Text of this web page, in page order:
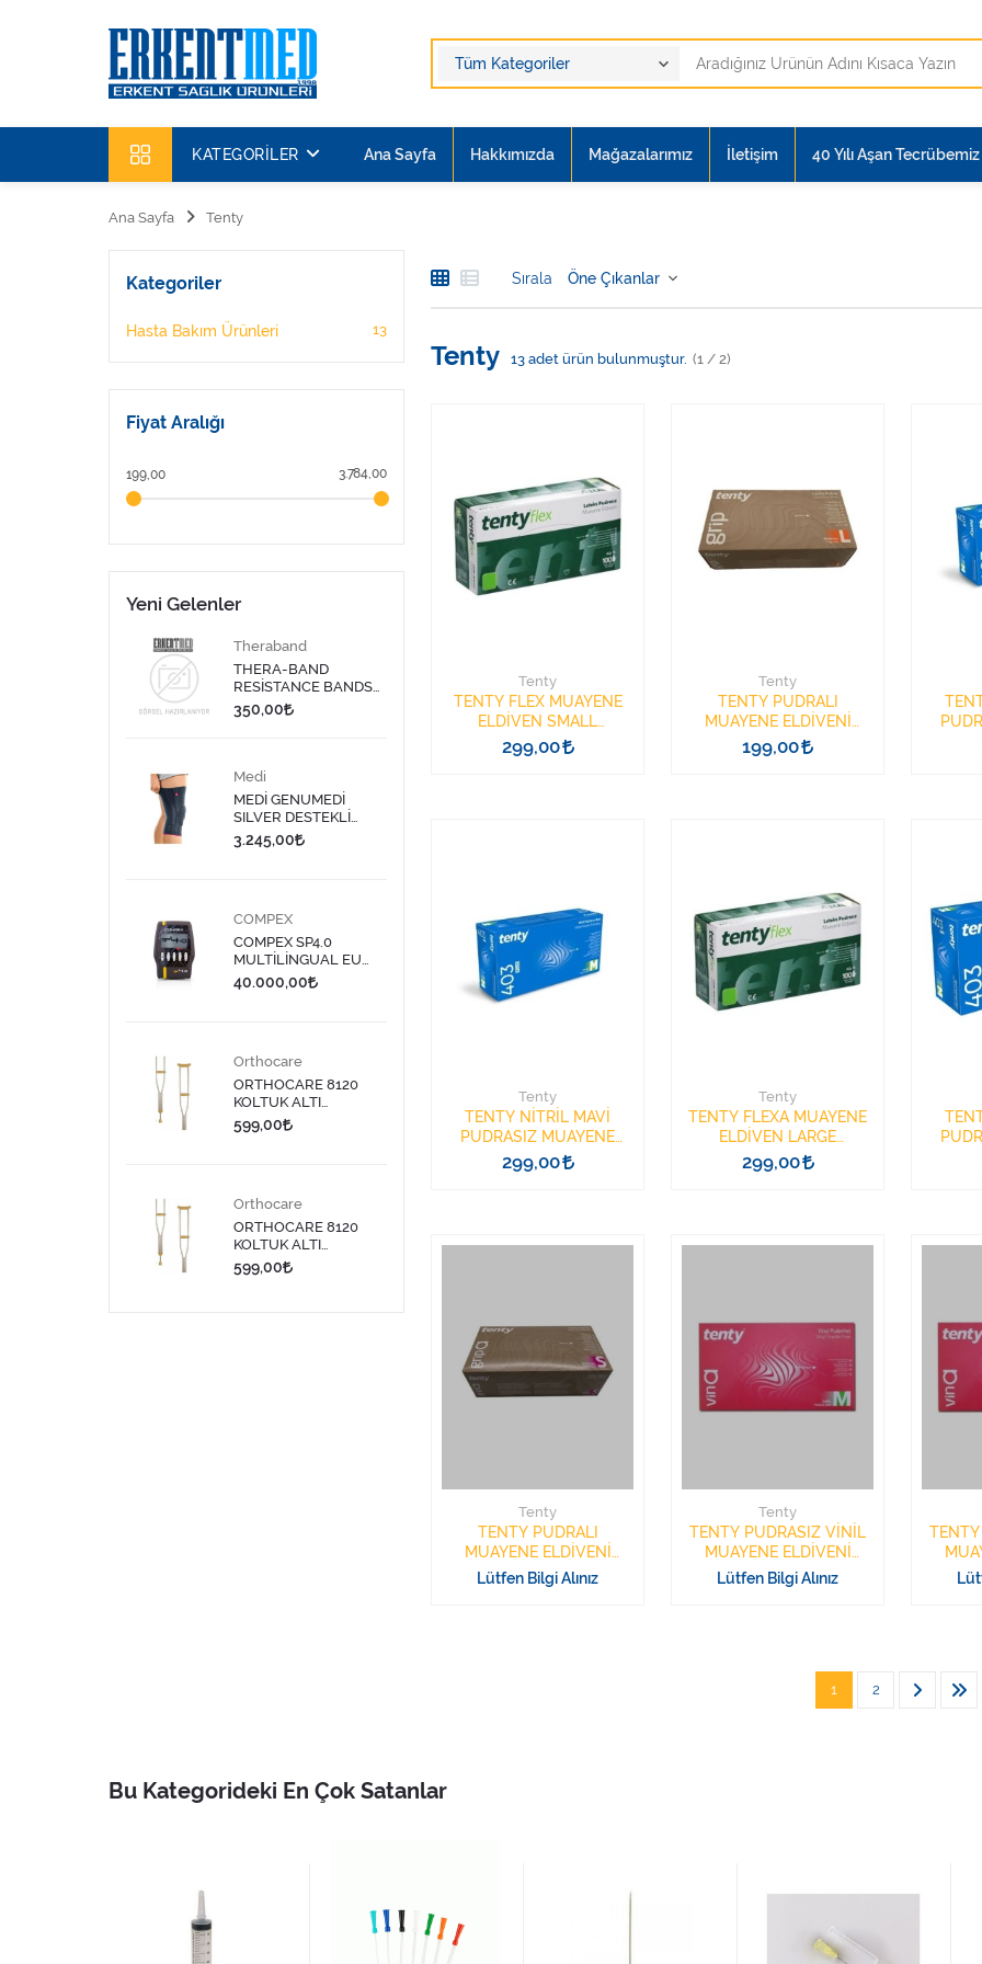
KATEGORILER Ana Sayfa Hakkımızda Mağazalarımız İletişim 40 Yılı Aşan
Ana Sayfa Tenty
Sırala
Tenty 13 adet ürün bulunmuştur. (1 / 2)
Tenty
TENTY FLEX MUAYENE
ELDİVEN SMALL
PUDRASIZ 100 ECO
LATEKS
299,00
Tenty
TENTY PUDRALI
MUAYENE ELDİVENİ
LARGE 100 GRİPA ECO
199,00
Tenty
TENTY NİTRİL MAVİ
PUDRASIZ MUAYENE
ELDİVENİ LARGE 100LÜ
403
299,00
Tenty
TENTY FLEXA MUAYENE
ELDİVEN LARGE
PUDRASIZ 100 LATEKS
LATEKS
299,00
Tenty
TENTY PUDRALI
MUAYENE ELDİVENİ
SMALL 100 GRİPA ECO
LATEKS
Lütfen Bilgi Alınız
Tenty
TENTY PUDRASIZ VİNİL
MUAYENE ELDİVENİ
100LÜ ECO MEDİUM
Lütfen Bilgi Alınız
1 2
Kategoriler
Hasta Bakım Ürünleri 13
Fiyat Aralığı
199,00 3.784,00
Yeni Gelenler
Theraband
THERA-BAND
RESİSTANCE BANDS
DISPENSER/DİRENÇ
BANDI LATEKS 1,5
350,00
Medi
MEDİ GENUMEDİ
SILVER DESTEKLİ
DİZLİK 613 - 9
3.245,00
COMPEX
COMPEX SP4.0
MULTİLİNGUAL EU
PLUG TENS CİHAZI
40.000,00
Orthocare
ORTHOCARE 8120
KOLTUK ALTI
DEĞNEĞİ MEDİUM 1
ADET
599,00
Orthocare
ORTHOCARE 8120
KOLTUK ALTI
DEĞNEĞİ LARGE 1
ADET
599,00
Bu Kategorideki En Çok Satanlar